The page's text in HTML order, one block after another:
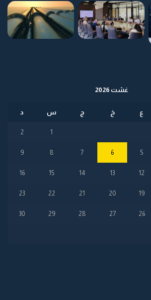
غشت 2026
ع خ ج س د
1
2
5
6
7
8
9
12
13
14
15
16
19
20
21
22
23
26
27
28
29
30